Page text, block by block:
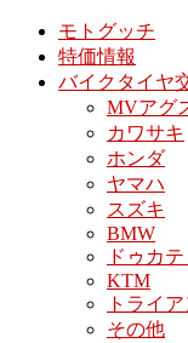
モトグッチ
特価情報
バイクタイヤ
MVアグ
カワサキ
ホンダ
ヤマハ
スズキ
BMW
ドゥカテ
KTM
トライ
その他